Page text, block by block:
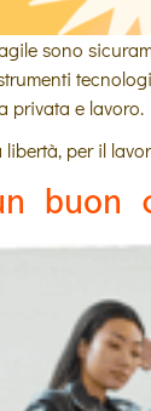
sono
privata e lavoro.
per il